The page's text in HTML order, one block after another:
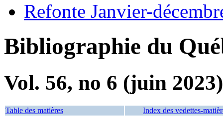
Refonte Janvier-
Bibliographie du
Vol. 56, no 6 (juin 2023)
Table des matières Index des vedettes-